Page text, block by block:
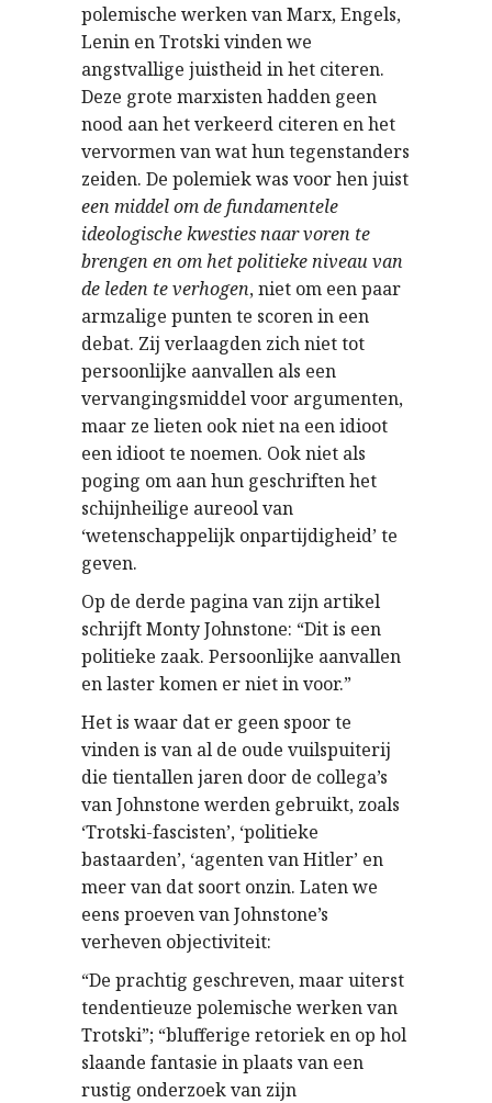
polemische werken van Marx, Engels,
Lenin en Trotski vinden we
angstvallige juistheid in het citeren.
Deze grote marxisten hadden geen
nood aan het verkeerd citeren en het
vervormen van wat hun tegenstanders
zeiden. De polemiek was voor hen juist
een middel om de fundamentele
ideologische kwesties naar voren te
brengen en om het politieke niveau van
de leden te verhogen, niet om een paar
armzalige punten te scoren in een
debat. Zij verlaagden zich niet tot
persoonlijke aanvallen als een
vervangingsmiddel voor argumenten,
maar ze lieten ook niet na een idioot
een idioot te noemen. Ook niet als
poging om aan hun geschriften het
schijnheilige aureool van
‘wetenschappelijk onpartijdigheid’ te
geven.
Op de derde pagina van zijn artikel
schrijft Monty Johnstone: “Dit is een
politieke zaak. Persoonlijke aanvallen
en laster komen er niet in voor.”
Het is waar dat er geen spoor te
vinden is van al de oude vuilspuiterij
die tientallen jaren door de collega’s
van Johnstone werden gebruikt, zoals
‘Trotski-fascisten’, ‘politieke
bastaarden’, ‘agenten van Hitler’ en
meer van dat soort onzin. Laten we
eens proeven van Johnstone’s
verheven objectiviteit:
“De prachtig geschreven, maar uiterst
tendentieuze polemische werken van
Trotski”; “blufferige retoriek en op hol
slaande fantasie in plaats van een
rustig onderzoek van zijn